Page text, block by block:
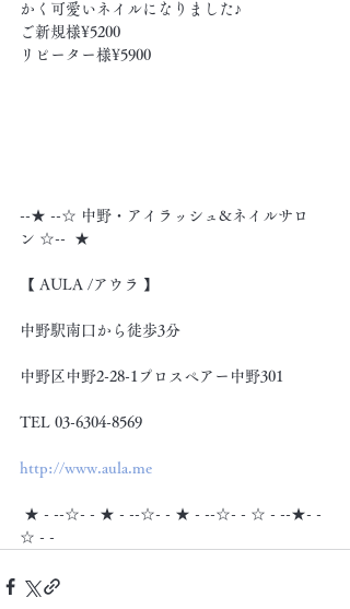
かく可愛いネイルになりました♪
ご新規様¥5200
リピーター様¥5900
--★ --☆ 中野・アイラッシュ&ネイルサロ
ン ☆--  ★
【 AULA /アウラ 】
中野駅南口から徒歩3分
中野区中野2-28-1プロスペアー中野301
TEL 03-6304-8569
http://www.aula.me
★ - --☆- - ★ - --☆- - ★ - --☆- - ☆ - --★- -
☆ - -